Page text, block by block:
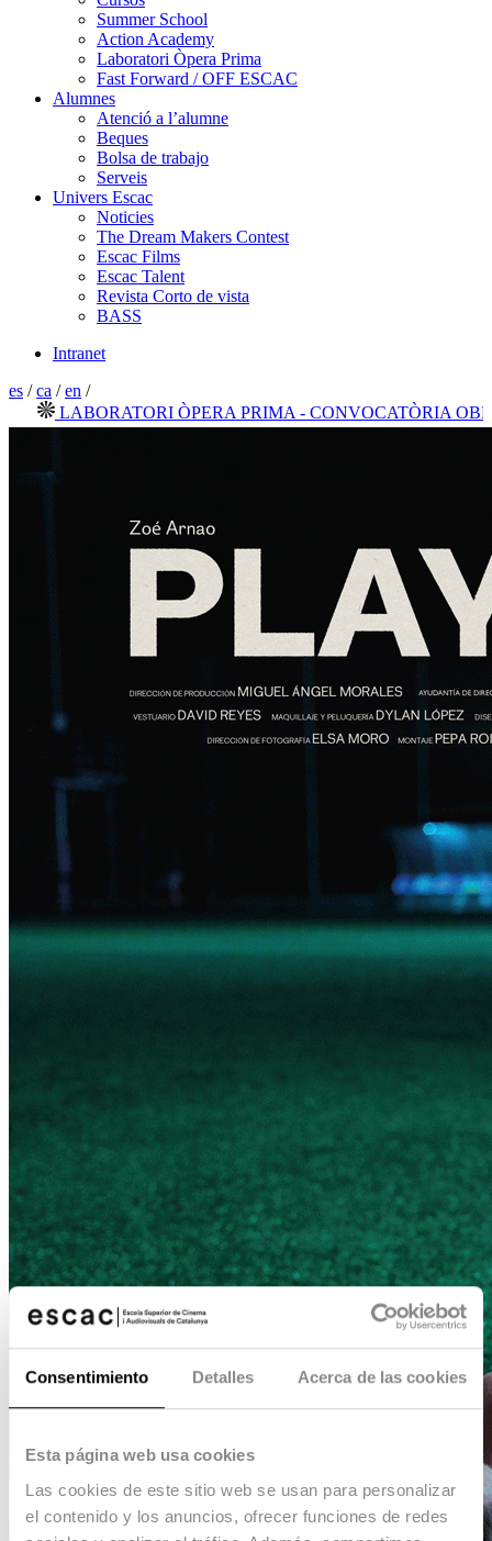
Consentimiento Detalles Acerca de las cookies
Esta página web usa cookies
Las cookies de este sitio web se usan para personalizar
el contenido y los anuncios, ofrecer funciones de redes
Summer School
Action Academy
Laboratori Òpera Prima
Fast Forward / OFF ESCAC
Alumnes
Atenció a l’alumne
Beques
Bolsa de trabajo
Serveis
Univers Escac
Noticies
The Dream Makers Contest
Escac Films
Escac Talent
Revista Corto de vista
BASS
Intranet
es /ca /en /
LABORATORI ÒPERA PRIMA - CONVOCATÒRIA